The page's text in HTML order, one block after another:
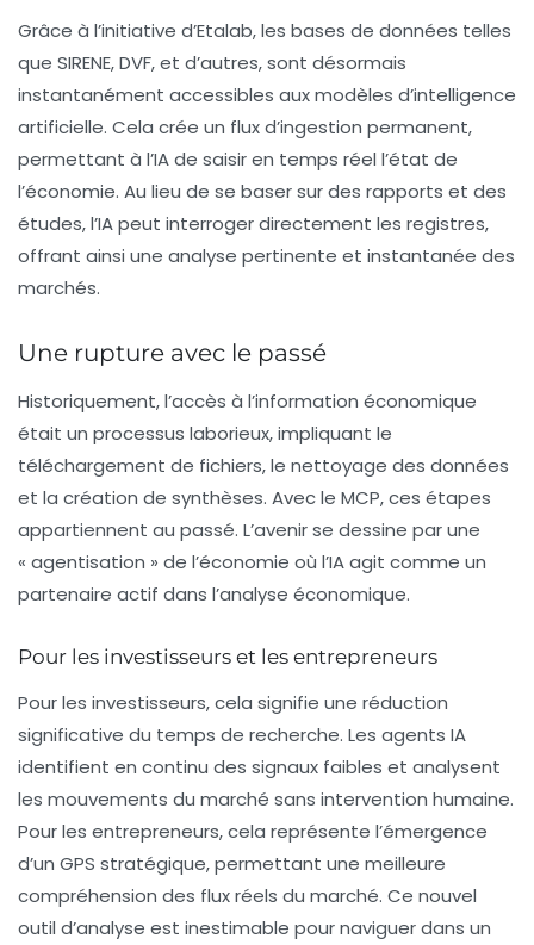
Grâce à l’initiative d’Etalab, les bases de données telles
que SIRENE, DVF, et d’autres, sont désormais
instantanément accessibles aux modèles d’intelligence
artificielle. Cela crée un flux d’ingestion permanent,
permettant à l’IA de saisir en temps réel l’état de
l’économie. Au lieu de se baser sur des rapports et des
études, l’IA peut interroger directement les registres,
offrant ainsi une analyse pertinente et instantanée des
marchés.
Une rupture avec le passé
Historiquement, l’accès à l’information économique
était un processus laborieux, impliquant le
téléchargement de fichiers, le nettoyage des données
et la création de synthèses. Avec le MCP, ces étapes
appartiennent au passé. L’avenir se dessine par une
« agentisation » de l’économie où l’IA agit comme un
partenaire actif dans l’analyse économique.
Pour les investisseurs et les entrepreneurs
Pour les investisseurs, cela signifie une réduction
significative du temps de recherche. Les agents IA
identifient en continu des signaux faibles et analysent
les mouvements du marché sans intervention humaine.
Pour les entrepreneurs, cela représente l’émergence
d’un GPS stratégique, permettant une meilleure
compréhension des flux réels du marché. Ce nouvel
outil d’analyse est inestimable pour naviguer dans un